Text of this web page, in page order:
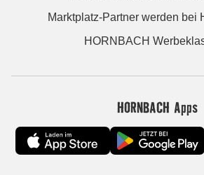
Marktplatz-Partner werden bei
HORNBACH
HORNBACH Apps